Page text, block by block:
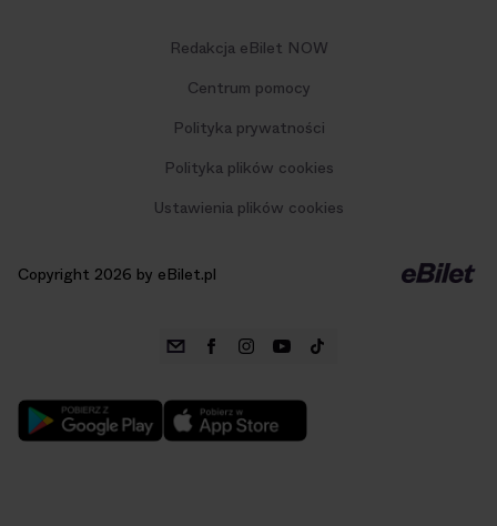
Redakcja eBilet NOW
Centrum pomocy
Polityka prywatności
Polityka plików cookies
Ustawienia plików cookies
Copyright 2026 by eBilet.pl